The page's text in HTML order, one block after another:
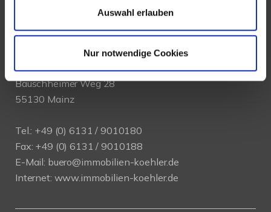
Auswahl erlauben
Nur notwendige Cookies
KONTAKT
Köhler Immobilien GmbH
Bauschheimer Weg 28
55130 Mainz
Tel.: +49 (0) 6131 / 9010180
Fax: +49 (0) 6131 / 9010188
E-Mail: buero@immobilien-koehler.de
Internet: www.immobilien-koehler.de